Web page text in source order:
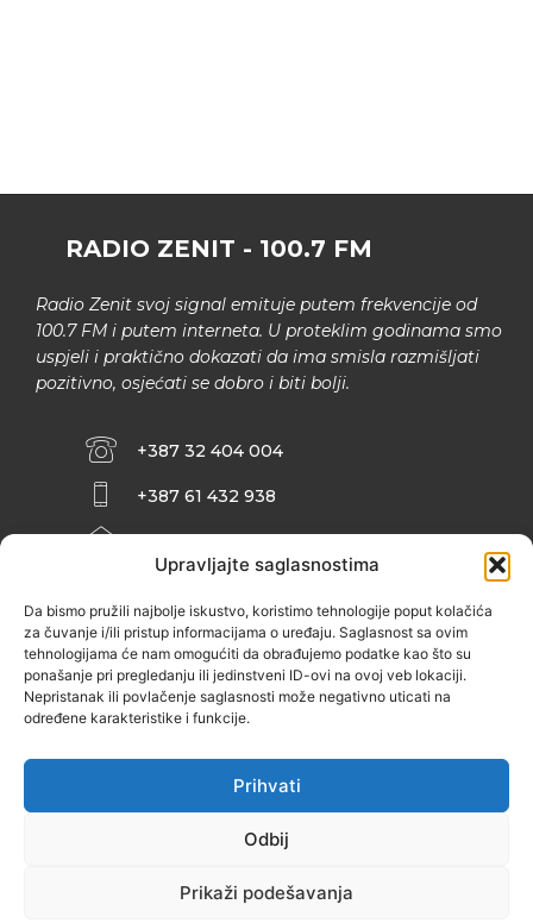
Upravljajte saglasnostima
Da bismo pružili najbolje iskustvo, koristimo tehnologije poput kolačića
za čuvanje i/ili pristup informacijama o uređaju. Saglasnost sa ovim
tehnologijama će nam omogućiti da obrađujemo podatke kao što su
ponašanje pri pregledanju ili jedinstveni ID-ovi na ovoj veb lokaciji.
Nepristanak ili povlačenje saglasnosti može negativno uticati na
određene karakteristike i funkcije.
Prihvati
Odbij
Prikaži podešavanja
RADIO ZENIT - 100.7 FM
Radio Zenit svoj signal emituje putem frekvencije od
100.7 FM i putem interneta. U proteklim godinama smo
uspjeli i praktično dokazati da ima smisla razmišljati
pozitivno, osjećati se dobro i biti bolji.
+387 32 404 004
+387 61 432 938
INFO@ZENIT.BA
ZENIČANKA, 3. SPRAT), 72000 ZENICA